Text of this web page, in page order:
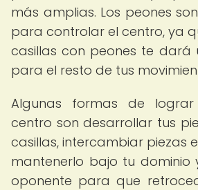
más amplias. Los peones
para controlar el centro, ya
casillas con peones te dará
para el resto de tus
Algunas formas de
centro son desarrollar tus
casillas, intercambiar piezas
mantenerlo bajo tu dominio
oponente para que